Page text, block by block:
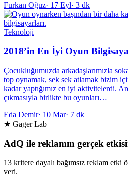
Furkan Oğuz· 17 Eyl· 3 dk
Teknoloji
2018’in En İyi Oyun
Çocukluğumuzda arkadaşlarımızla
top oynamak, sek sek atlamak bizim
kadar yaptığımız en iyi aktivitelerdi.
çıkmasıyla birlikte bu oyunları…
Eda Demir· 10 Mar· 7 dk
★ Gager Lab
AdQ ile reklamın gerçek
13 kritere dayalı bağımsız reklam etki
veri.